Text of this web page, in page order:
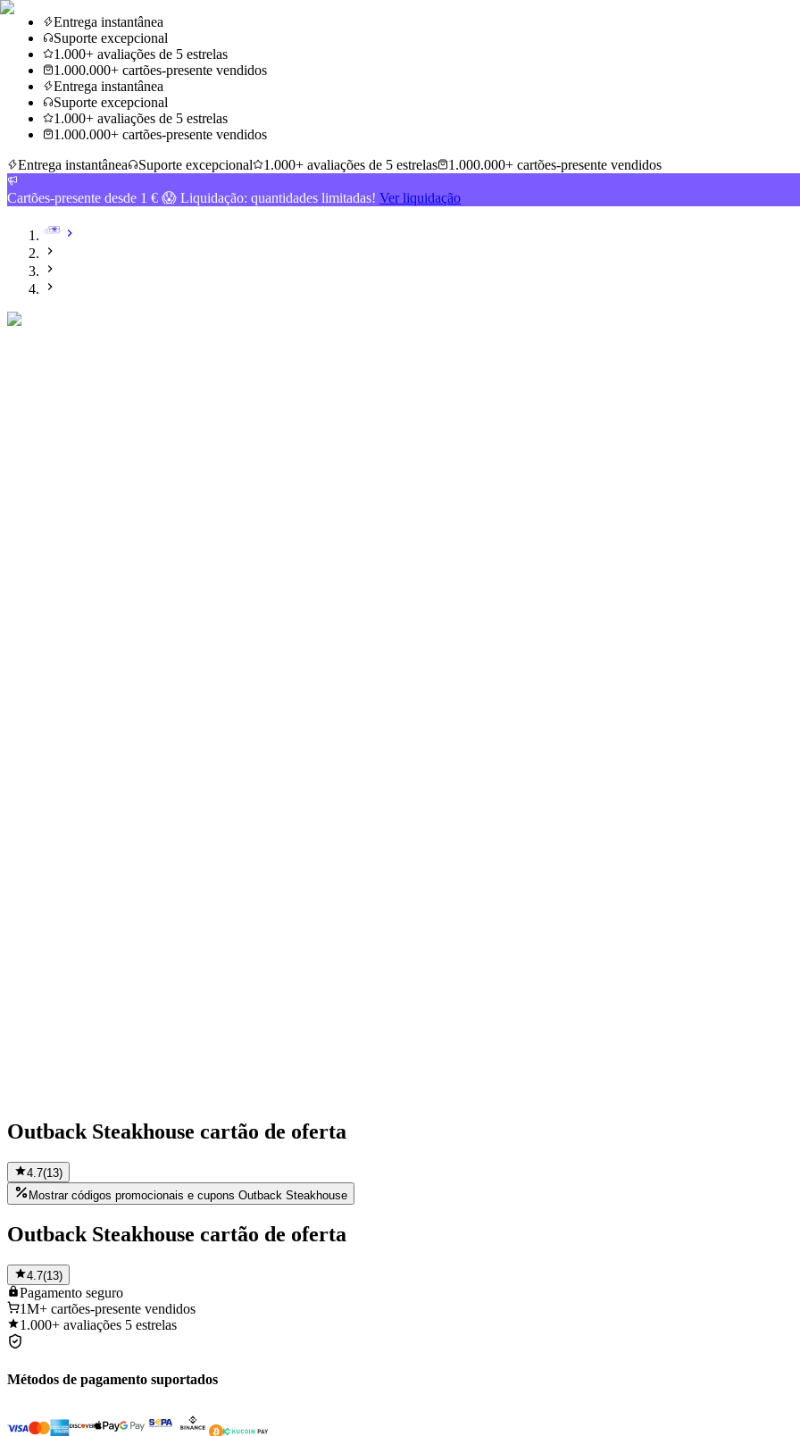
Entrega instantânea
Suporte excepcional
1.000+ avaliações de 5 estrelas
1.000.000+ cartões-presente vendidos
Entrega instantânea
Suporte excepcional
1.000+ avaliações de 5 estrelas
1.000.000+ cartões-presente vendidos
Entrega instantânea
Suporte excepcional 1.000+ avaliações de 5 estrelas 1.000.000+ cartões-presente vendidos
Cartões-presente desde 1 € 😱 Liquidação: quantidades limitadas! Ver liquidação
Outback Steakhouse cartão de oferta
4.7(13)
Mostrar códigos promocionais e cupons Outback Steakhouse
Outback Steakhouse cartão de oferta
4.7(13)
Pagamento seguro
1M+ cartões-presente vendidos
1.000+ avaliações 5 estrelas
Métodos de pagamento suportados